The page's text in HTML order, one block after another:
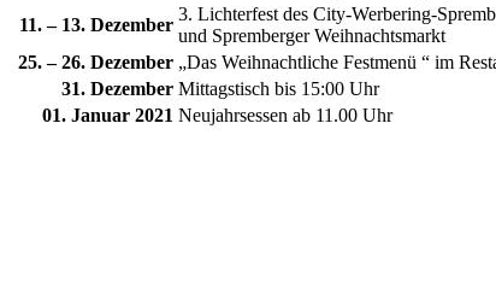
11. – 13. Dezember
3. Lichterfest des City-Werbering-
und Spremberger Weihnachtsmarkt
25. – 26. Dezember „Das Weihnachtliche Festmenü “ im
31. Dezember Mittagstisch bis 15:00 Uhr
01. Januar 2021 Neujahrsessen ab 11.00 Uhr